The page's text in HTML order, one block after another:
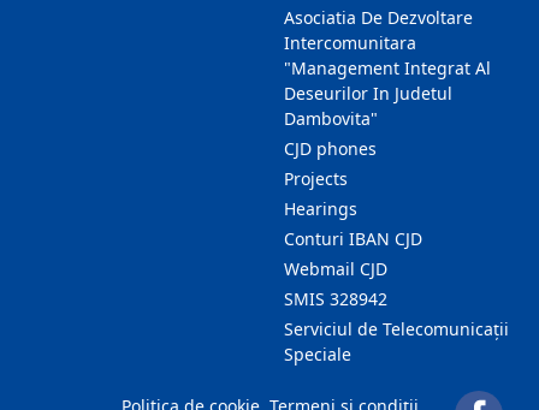
Asociatia De Dezvoltare
Intercomunitara
"Management Integrat Al
Deseurilor In Judetul
Dambovita"
CJD phones
Projects
Hearings
Conturi IBAN CJD
Webmail CJD
SMIS 328942
Serviciul de Telecomunicații
Speciale